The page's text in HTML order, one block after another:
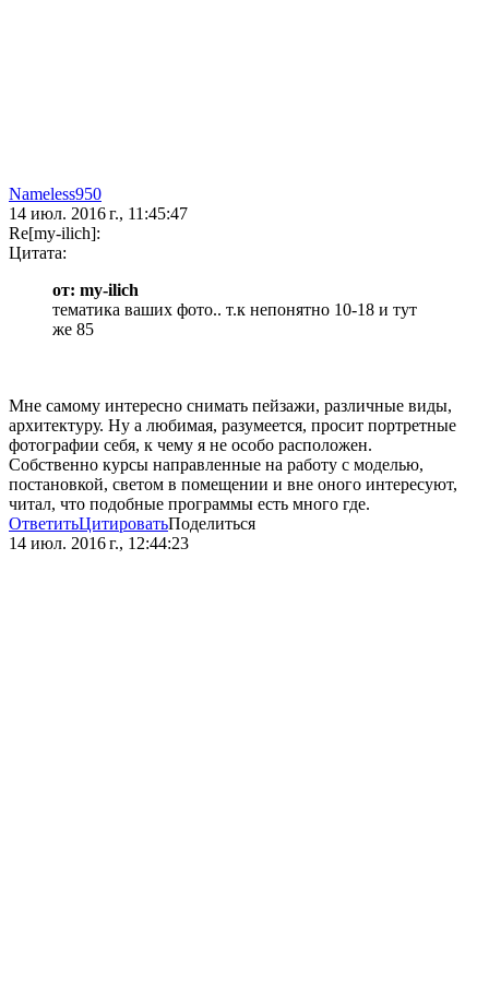
Nameless950
14 июл. 2016 г., 11:45:47
Re[my-ilich]:
Цитата:
от: my-ilich
тематика ваших фото.. т.к непонятно 10-18 и тут
же 85
Мне самому интересно снимать пейзажи, различные виды,
архитектуру. Ну а любимая, разумеется, просит портретные
фотографии себя, к чему я не особо расположен.
Собственно курсы направленные на работу с моделью,
постановкой, светом в помещении и вне оного интересуют,
читал, что подобные программы есть много где.
ОтветитьЦитироватьПоделиться
14 июл. 2016 г., 12:44:23